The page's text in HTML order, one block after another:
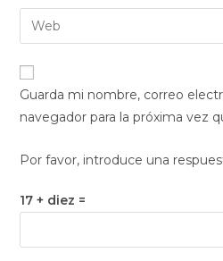
de
usuario
para
comentar
dirección
de
electrónico
para
comentar
Introduce
la
URL
de
(opcional)
Guarda mi nombre, correo
navegador para la próxima vez
Por favor, introduce una
17 + diez =